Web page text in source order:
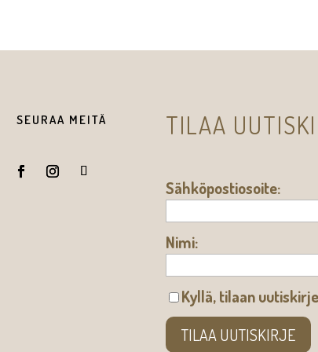
SEURAA MEITÄ TILAA
Sähköpostiosoite:
Nimi:
Kyllä, tilaan